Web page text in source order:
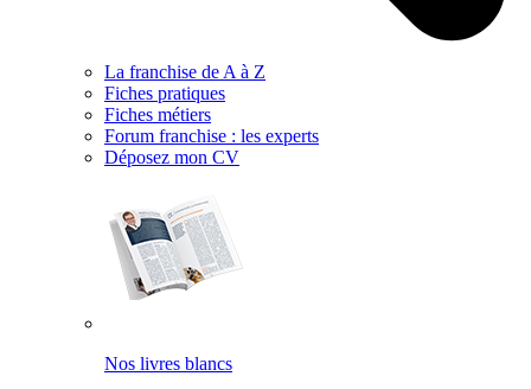
La franchise de A à Z
Fiches pratiques
Fiches métiers
Forum franchise : les experts
Déposez mon CV
Nos livres blancs